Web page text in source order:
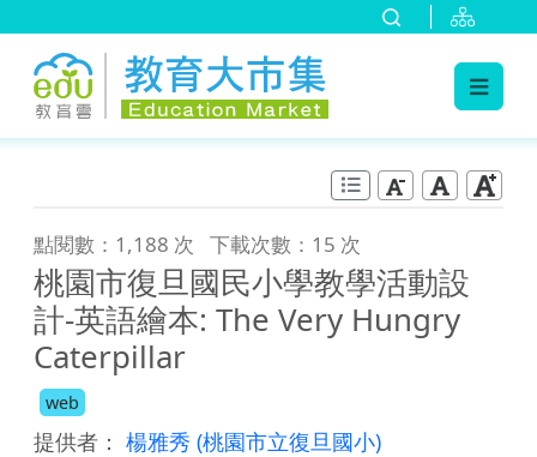
點閱數：1,188 次 下載次數：15 次
桃園市復旦國民小學教學活動設
計-英語繪本: The Very Hungry
Caterpillar
web
提供者： 楊雅秀 (桃園市立復旦國小)